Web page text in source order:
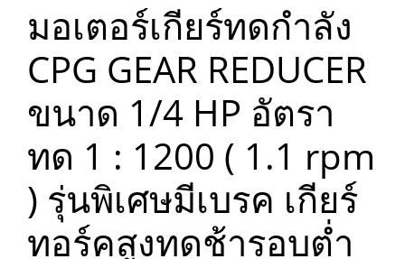
มอเตอร์เกียร์ทดกำลัง
CPG GEAR REDUCER
ขนาด 1/4 HP อัตรา
ทด 1 : 1200 ( 1.1 rpm
) รุ่นพิเศษมีเบรค เกียร์
ทอร์คสูงทดช้ารอบต่ำ